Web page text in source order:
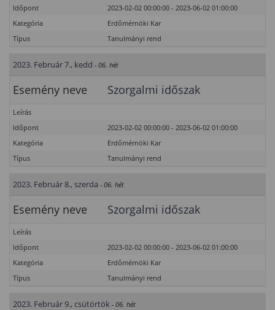
Időpont
2023-02-02 00:00:00 - 2023-06-02 01:00:00
Kategória
Erdőmérnöki Kar
Típus
Tanulmányi rend
2023. Február 7., kedd - 06. hét
Esemény neve Szorgalmi időszak
Leírás
Időpont
2023-02-02 00:00:00 - 2023-06-02 01:00:00
Kategória
Erdőmérnöki Kar
Típus
Tanulmányi rend
2023. Február 8., szerda - 06. hét
Esemény neve Szorgalmi időszak
Leírás
Időpont
2023-02-02 00:00:00 - 2023-06-02 01:00:00
Kategória
Erdőmérnöki Kar
Típus
Tanulmányi rend
2023. Február 9., csütörtök - 06. hét